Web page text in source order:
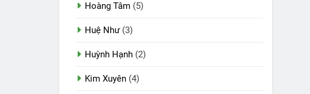
Hoàng Tâm (5)
Huệ Như(3)
Huỳnh Hạnh (2)
Kim Xuyên (4)